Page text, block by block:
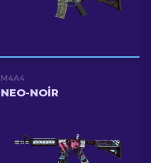
M4A4
NEO-NOIR